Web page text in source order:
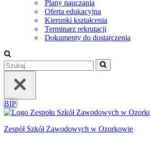
Plany nauczania
Oferta edukacyjna
Kierunki kształcenia
Terminarz rekrutacji
Dokumenty do dostarczenia
Szukaj...
BIP
Zespół Szkół Zawodowych w Ozorkowie